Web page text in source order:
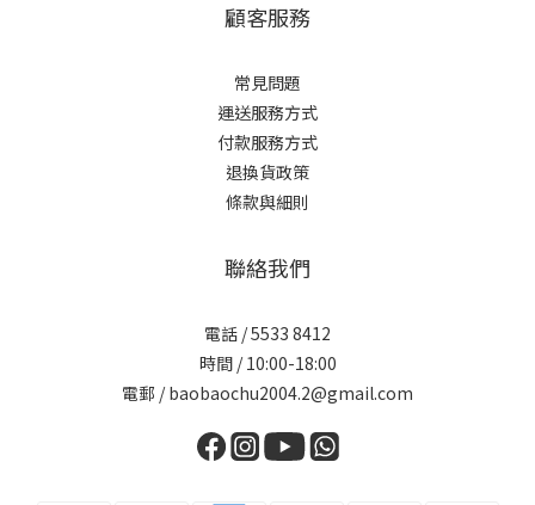
顧客服務
常見問題
運送服務方式
付款服務方式
退換貨政策
條款與細則
聯絡我們
電話 / 5533 8412
時間 / 10:00-18:00
電郵 / baobaochu2004.2@gmail.com